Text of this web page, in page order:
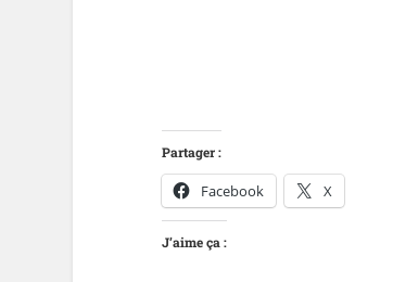
Partager :
Facebook X
J’aime ça :